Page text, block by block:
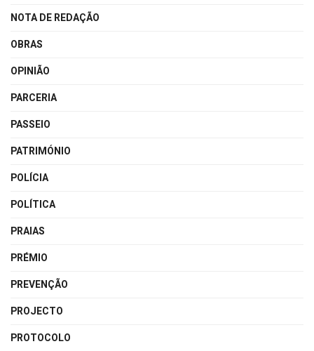
NOTA DE REDAÇÃO
OBRAS
OPINIÃO
PARCERIA
PASSEIO
PATRIMÓNIO
POLÍCIA
POLÍTICA
PRAIAS
PRÉMIO
PREVENÇÃO
PROJECTO
PROTOCOLO